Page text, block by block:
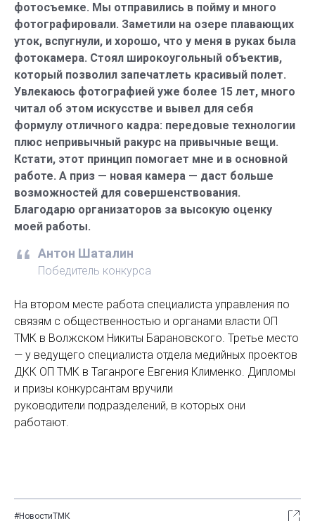
фотосъемке. Мы отправились в пойму и много
фотографировали. Заметили на озере плавающих
уток, вспугнули, и хорошо, что у меня в руках была
фотокамера. Стоял широкоугольный объектив,
который позволил запечатлеть красивый полет.
Увлекаюсь фотографией уже более 15 лет, много
читал об этом искусстве и вывел для себя
формулу отличного кадра: передовые технологии
плюс непривычный ракурс на привычные вещи.
Кстати, этот принцип помогает мне и в основной
работе. А приз — новая камера — даст больше
возможностей для совершенствования.
Благодарю организаторов за высокую оценку
моей работы.
Антон Шаталин
Победитель конкурса
На втором месте работа специалиста управления по
связям с общественностью и органами власти ОП
ТМК в Волжском Никиты Барановского. Третье место
— у ведущего специалиста отдела медийных проектов
ДКК ОП ТМК в Таганроге Евгения Клименко. Дипломы
и призы конкурсантам вручили
руководители подразделений, в которых они
работают.
#НовостиТМК